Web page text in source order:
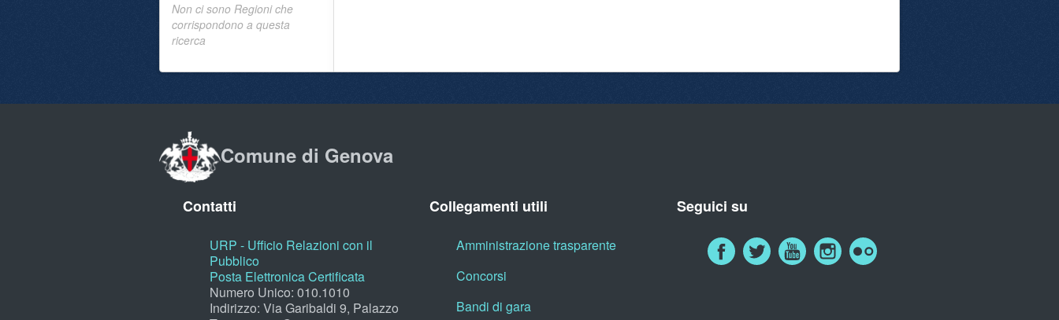
Non ci sono Regioni che
corrispondono a questa
ricerca
Comune di Genova
Contatti
URP - Ufficio Relazioni con il
Pubblico
Posta Elettronica Certificata
Numero Unico: 010.1010
Indirizzo: Via Garibaldi 9, Palazzo
Collegamenti utili
Amministrazione trasparente
Concorsi
Bandi di gara
Seguici su